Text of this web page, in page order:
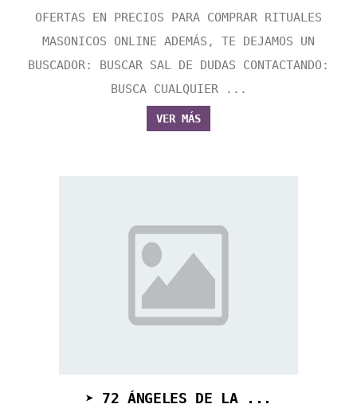
OFERTAS EN PRECIOS PARA COMPRAR RITUALES
MASONICOS ONLINE ADEMÁS, TE DEJAMOS UN
BUSCADOR: BUSCAR SAL DE DUDAS CONTACTANDO:
BUSCA CUALQUIER ...
VER MÁS
➤ 72 ÁNGELES DE LA ...